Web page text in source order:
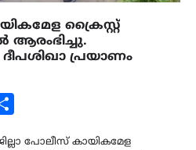
ക്രൈസ്റ്റ്
ആരംഭിച്ചു.
പ്രയാണം
പോലീസ് കായികമേള